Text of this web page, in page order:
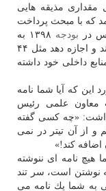
مقداری مذیقه هایی
كه با مبحث پرداخت
در بودجه
۱۳۹۸ به
گونه ای باشد كه مذیقه سال قبل را مرتفع كند و اجازه دهد مثل ۴۴
داخلی خود داشته
این كه آیا شما نامه
معاون علمی رئیس
«چه كسی گفته
و از آن تیتر در نمی
اضافه كند!»
هیچ نامه ای ننوشته
نوشتن است، سر تند
به شما یك نامه می